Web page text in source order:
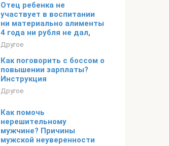
Отец ребенка не
участвует в воспитании
ни материально алименты
4 года ни рубля не дал,
Другое
Как поговорить с боссом о
повышении зарплаты?
Инструкция
Другое
Как помочь
нерешительному
мужчине? Причины
мужской неуверенности